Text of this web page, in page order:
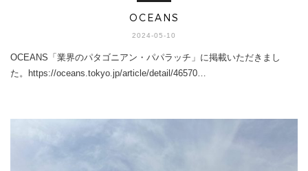
OCEANS
2024-05-10
OCEANS「業界のパタゴニアン・パパラッチ」に掲載いただきまし
た。https://oceans.tokyo.jp/article/detail/46570…